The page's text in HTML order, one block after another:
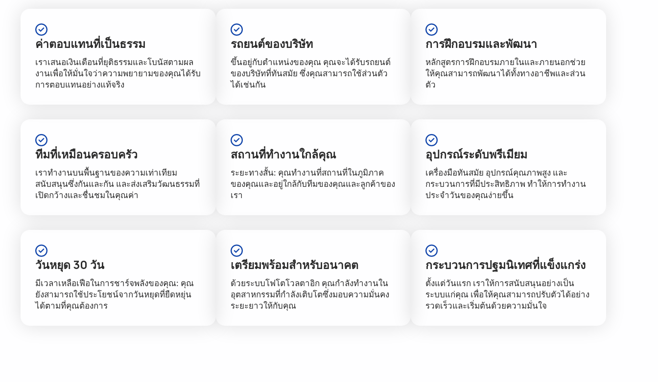
ค่าตอบแทนที่เป็นธรรม
เราเสนอเงินเดือนที่ยุติธรรมและโบนัสตามผล
งานเพื่อให้มั่นใจว่าความพยายามของคุณได้รับ
การตอบแทนอย่างแท้จริง
ทีมที่เหมือนครอบครัว
เราทำงานบนพื้นฐานของความเท่าเทียม
สนับสนุนซึ่งกันและกัน และส่งเสริมวัฒนธรรมที่
เปิดกว้างและชื่นชมในคุณค่า
วันหยุด 30 วัน
มีเวลาเหลือเฟือในการชาร์จพลังของคุณ: คุณ
ยังสามารถใช้ประโยชน์จากวันหยุดที่ยืดหยุ่น
ได้ตามที่คุณต้องการ
รถยนต์ของบริษัท
ขึ้นอยู่กับตำแหน่งของคุณ คุณจะได้รับรถยนต์
ของบริษัทที่ทันสมัย ซึ่งคุณสามารถใช้ส่วนตัว
ได้เช่นกัน
สถานที่ทำงานใกล้คุณ
ระยะทางสั้น: คุณทำงานที่สถานที่ในภูมิภาค
ของคุณและอยู่ใกล้กับทีมของคุณและลูกค้าของ
เรา
เตรียมพร้อมสำหรับอนาคต
ด้วยระบบโฟโตโวลตาอิก คุณกำลังทำงานใน
อุตสาหกรรมที่กำลังเติบโตซึ่งมอบความมั่นคง
ระยะยาวให้กับคุณ
การฝึกอบรมและพัฒนา
หลักสูตรการฝึกอบรมภายในและภายนอกช่วย
ให้คุณสามารถพัฒนาได้ทั้งทางอาชีพและส่วน
ตัว
อุปกรณ์ระดับพรีเมียม
เครื่องมือทันสมัย อุปกรณ์คุณภาพสูง และ
กระบวนการที่มีประสิทธิภาพ ทำให้การทำงาน
ประจำวันของคุณง่ายขึ้น
กระบวนการปฐมนิเทศที่แข็งแกร่ง
ตั้งแต่วันแรก เราให้การสนับสนุนอย่างเป็น
ระบบแก่คุณ เพื่อให้คุณสามารถปรับตัวได้อย่าง
รวดเร็วและเริ่มต้นด้วยความมั่นใจ